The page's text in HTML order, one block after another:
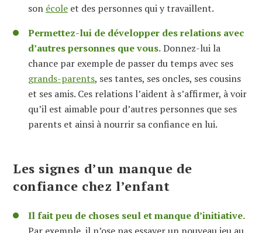
son école et des personnes qui y travaillent.
Permettez-lui de développer des relations avec
d’autres personnes que vous.Donnez-lui la
chance par exemple de passer du temps avec ses
grands-parents, ses tantes, ses oncles, ses cousins
et ses amis. Ces relations l’aident à s’affirmer, à voir
qu’il est aimable pour d’autres personnes que ses
parents et ainsi à nourrir sa confiance en lui.
Les signes d’un manque de
confiance chez l’enfant
Il fait peu de choses seul et manque d’initiative.